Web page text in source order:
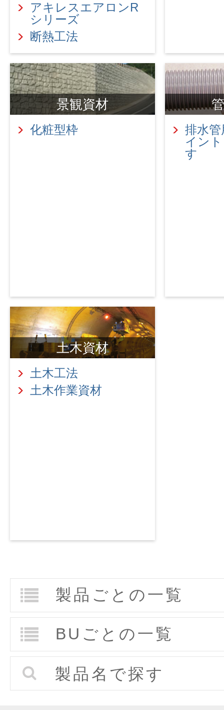
アキレスエアロンR
シリーズ
断熱工法
景観資材
化粧型枠
排水
イン
す
土木資材
土木工法
土木作業資材
製品ごとの一覧
BUごとの一覧
製品名で探す